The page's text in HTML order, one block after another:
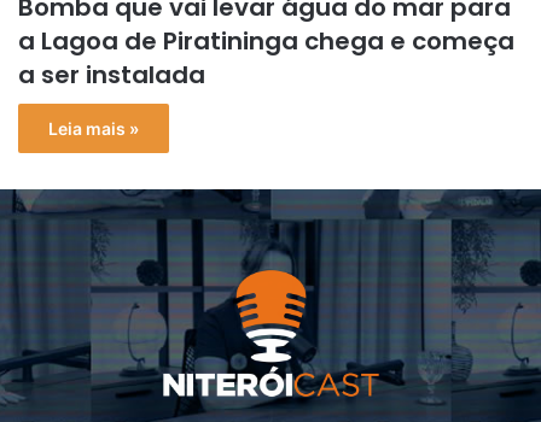
Bomba que vai levar água do mar para
a Lagoa de Piratininga chega e começa
a ser instalada
Leia mais »